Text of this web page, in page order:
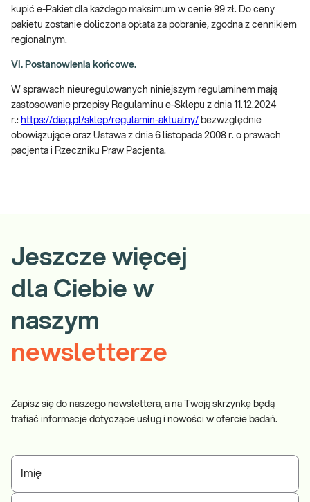
kupić e-Pakiet dla każdego maksimum w cenie 99 zł. Do ceny
pakietu zostanie doliczona opłata za pobranie, zgodna z cennikiem
regionalnym.
VI. Postanowienia końcowe.
W sprawach nieuregulowanych niniejszym regulaminem mają
zastosowanie przepisy Regulaminu e-Sklepu z dnia 11.12.2024
r.: https://diag.pl/sklep/regulamin-aktualny/ bezwzględnie
obowiązujące oraz Ustawa z dnia 6 listopada 2008 r. o prawach
pacjenta i Rzeczniku Praw Pacjenta.
Jeszcze więcej
dla Ciebie w
naszym
newsletterze
Zapisz się do naszego newslettera, a na Twoją skrzynkę będą
trafiać informacje dotyczące usług i nowości w ofercie badań.
Imię